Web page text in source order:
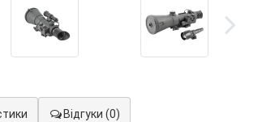
Відгуки (0)